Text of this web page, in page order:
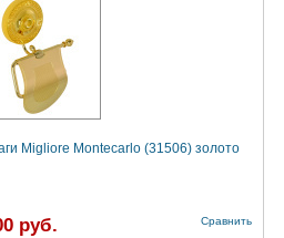
Migliore Montecarlo (31506) золото
руб. Сравнить